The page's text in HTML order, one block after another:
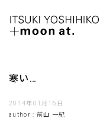
寒い…
2014年01月16日
author : 前山 一紀